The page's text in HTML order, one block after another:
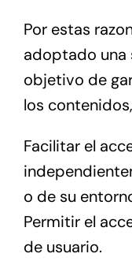
Por estas
adoptado una
objetivo de
los
Facilitar el
o de su
Permitir el
de usuario.